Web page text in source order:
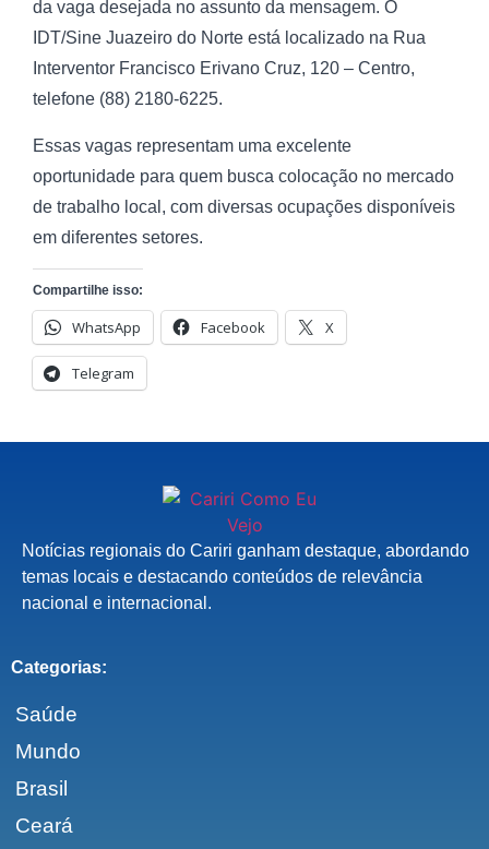
da vaga desejada no assunto da mensagem. O
IDT/Sine Juazeiro do Norte está localizado na Rua
Interventor Francisco Erivano Cruz, 120 – Centro,
telefone (88) 2180-6225.
Essas vagas representam uma excelente
oportunidade para quem busca colocação no mercado
de trabalho local, com diversas ocupações disponíveis
em diferentes setores.
Compartilhe isso:
WhatsApp Facebook X
Telegram
Notícias regionais do Cariri ganham destaque, abordando
temas locais e destacando conteúdos de relevância
nacional e internacional.
Categorias:
Saúde
Mundo
Brasil
Ceará